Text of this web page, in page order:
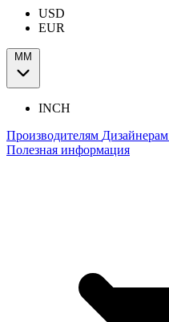
USD
EUR
ММ
INCH
Производителям Дизайнерам
Полезная информация